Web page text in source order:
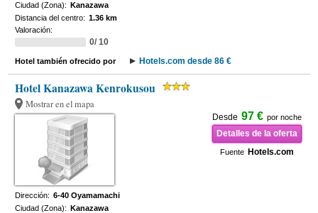
Ciudad (Zona): Kanazawa
Distancia del centro: 1.36 km
Valoración:
0/ 10
Hotel también ofrecido por Hotels.com desde 86 €
Hotel Kanazawa Kenrokusou
Mostrar en el mapa
Desde 97 € por noche
Detalles de la oferta
Fuente Hotels.com
Dirección: 6-40 Oyamamachi
Ciudad (Zona): Kanazawa